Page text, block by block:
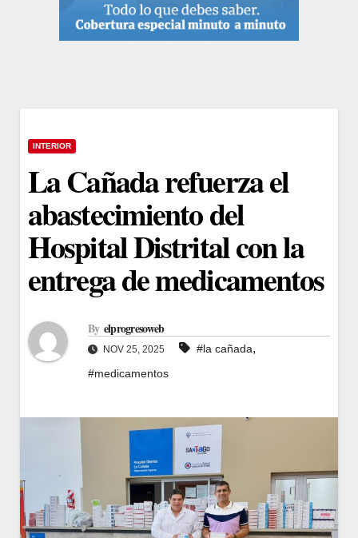
INTERIOR
La Cañada refuerza el
abastecimiento del
Hospital Distrital con la
entrega de medicamentos
By elprogresoweb
NOV 25, 2025 #la cañada,
#medicamentos